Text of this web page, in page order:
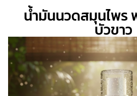
น้ำมันนวดสมุนไพร
บัวขาว